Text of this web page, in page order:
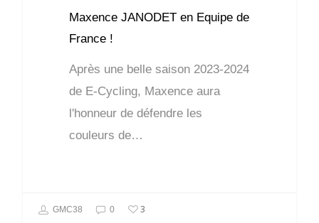
Maxence JANODET en Equipe de
France !
Après une belle saison 2023-2024
de E-Cycling, Maxence aura
l'honneur de défendre les
couleurs de…
GMC38 0 3